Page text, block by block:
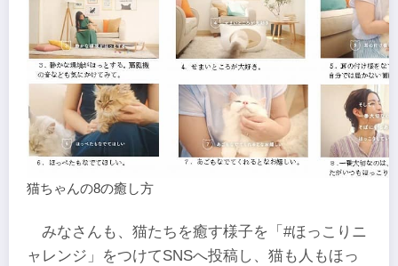
猫ちゃんの8の癒し方
みなさんも、猫たちを癒す様子を「#ほっこりニ
ャレンジ」をつけてSNSへ投稿し、猫も人もほっ